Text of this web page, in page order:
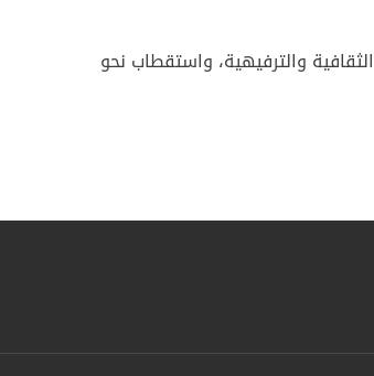
كوجهة رائدة للسياحة الثقافية والترفيهية، واستقطاب نحو